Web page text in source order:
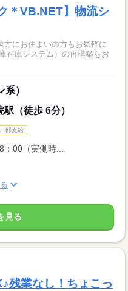
＊VB.NET】物流シ
方にお住まいの方もお気軽に
）
（徒歩 6分）
部支給
00（実働時...
見る
残業なし！ちょこっ